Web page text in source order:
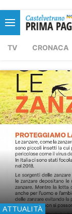
TV CRONACA
ATTUALITÀ